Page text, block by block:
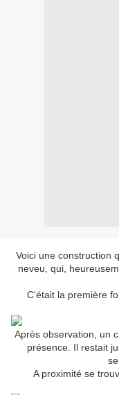
Voici une construction
neveu, qui,
C'était la première
Après observation, un
présence. Il restait
A proximité se